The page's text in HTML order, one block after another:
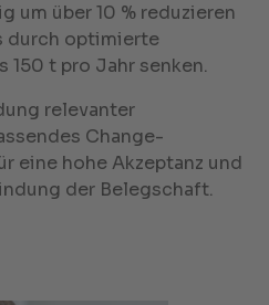
um über 10 % reduzieren
durch optimierte
150 t pro Jahr senken.
relevanter
Change-
eine hohe Akzeptanz und
der Belegschaft.